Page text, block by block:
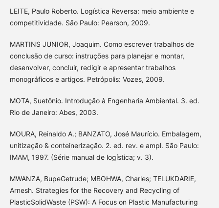
LEITE, Paulo Roberto. Logística Reversa: meio ambiente e
competitividade. São Paulo: Pearson, 2009.
MARTINS JUNIOR, Joaquim. Como escrever trabalhos de
conclusão de curso: instruções para planejar e montar,
desenvolver, concluir, redigir e apresentar trabalhos
monográficos e artigos. Petrópolis: Vozes, 2009.
MOTA, Suetônio. Introdução à Engenharia Ambiental. 3. ed.
Rio de Janeiro: Abes, 2003.
MOURA, Reinaldo A.; BANZATO, José Maurício. Embalagem,
unitização & conteinerização. 2. ed. rev. e ampl. São Paulo:
IMAM, 1997. (Série manual de logística; v. 3).
MWANZA, BupeGetrude; MBOHWA, Charles; TELUKDARIE,
Arnesh. Strategies for the Recovery and Recycling of
PlasticSolidWaste (PSW): A Focus on Plastic Manufacturing